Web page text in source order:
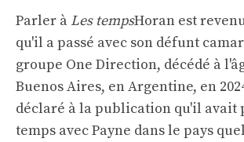
Parler à Les tempsHoran est
qu'il a passé avec son défunt
groupe One Direction, décédé à
Buenos Aires, en Argentine, en
déclaré à la publication qu'il avait
temps avec Payne dans le pays